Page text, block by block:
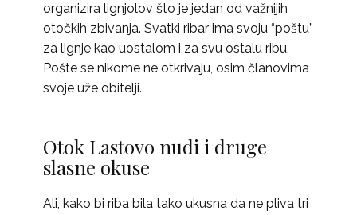
organizira lignjolov što je jedan od važnijih
otočkih zbivanja. Svatki ribar ima svoju “poštu”
za lignje kao uostalom i za svu ostalu ribu.
Pošte se nikome ne otkrivaju, osim članovima
svoje uže obitelji.
Otok Lastovo nudi i druge
slasne okuse
Ali, kako bi riba bila tako ukusna da ne pliva tri